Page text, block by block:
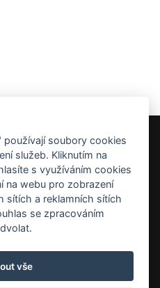
DELUXEA a.s., IČ
Všechna práva vyhrazena.
125 000 000 Kč
úpadku
soubory cookies
služeb. Kliknutím na
s využíváním cookies
na webu pro zobrazení
sítích a reklamních sítích
se zpracováním
vše